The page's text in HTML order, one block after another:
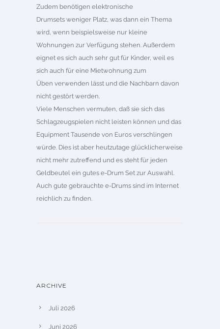
Zudem benötigen elektronische
Drumsets weniger Platz, was dann ein Thema
wird, wenn beispielsweise nur kleine
Wohnungen zur Verfügung stehen. Außerdem
eignet es sich auch sehr gut für Kinder, weil es
sich auch für eine Mietwohnung zum
Üben verwenden lässt und die Nachbarn davon
nicht gestört werden.
Viele Menschen vermuten, daß sie sich das
Schlagzeugspielen nicht leisten können und das
Equipment Tausende von Euros verschlingen
würde. Dies ist aber heutzutage glücklicherweise
nicht mehr zutreffend und es steht für jeden
Geldbeutel ein gutes e-Drum Set zur Auswahl.
Auch gute gebrauchte e-Drums sind im Internet
reichlich zu finden.
ARCHIVE
Juli 2026
Juni 2026